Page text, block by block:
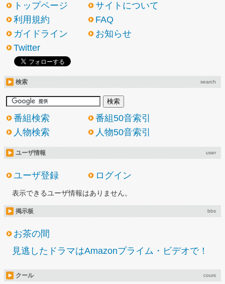
トップページ
サイトについて
利用規約
FAQ
ガイドライン
お知らせ
Twitter
検索 search
番組検索
番組50音索引
人物検索
人物50音索引
ユーザ情報 user
ユーザ登録 ログイン
表示できるユーザ情報はありません。
掲示板 bbs
お茶の間
見逃したドラマはAmazonプライム・ビデオで！
クール cours